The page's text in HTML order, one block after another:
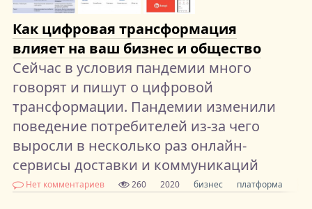
Как цифровая трансформация
влияет на ваш бизнес и общество
Сейчас в условия пандемии много
говорят и пишут о цифровой
трансформации. Пандемии изменили
поведение потребителей из-за чего
выросли в несколько раз онлайн-
сервисы доставки и коммуникаций
Нет комментариев 260 2020 бизнес платформа